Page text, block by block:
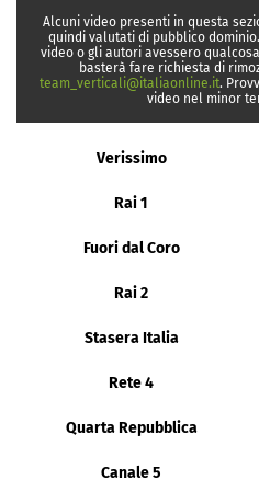
Alcuni video presenti in questa
quindi valutati di pubblico
video o gli autori avessero
basterà fare richiesta di
team_verticali@italiaonline.it.
video nel minor
Verissimo
Rai 1
Fuori dal Coro
Rai 2
Stasera Italia
Rete 4
Quarta Repubblica
Canale 5